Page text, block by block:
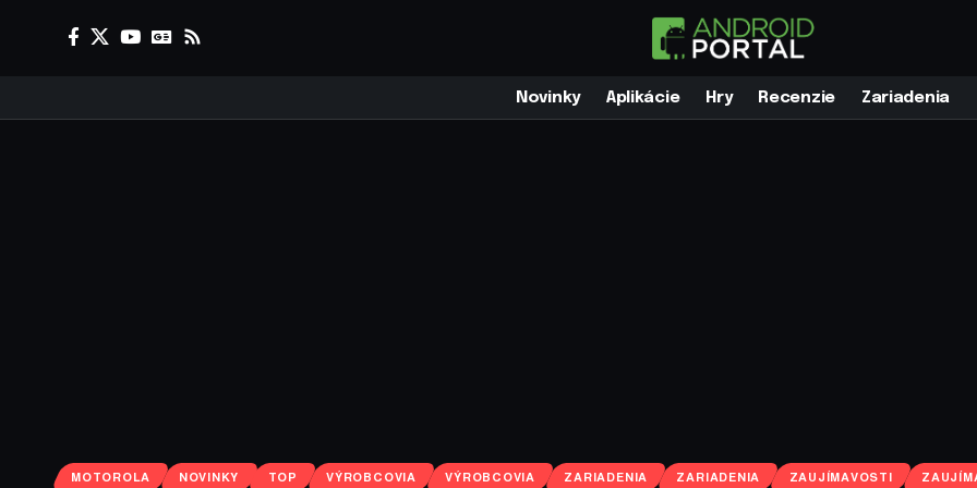
Novinky Aplikácie Hry Recenzie Zariadenia
MOTOROLA NOVINKY TOP VÝROBCOVIA VÝROBCOVIA ZARIADENIA ZARIADENIA ZAUJÍMAVOSTI